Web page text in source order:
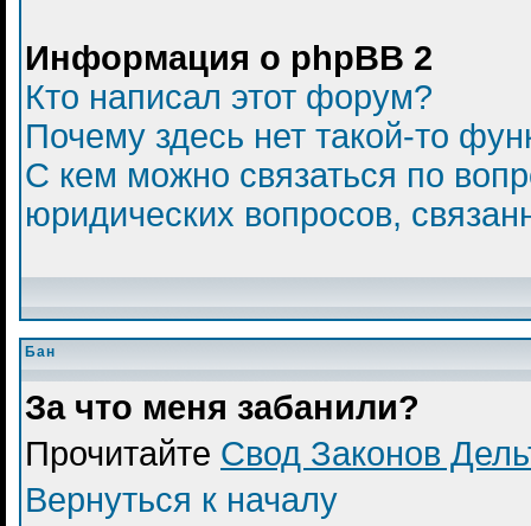
Информация о phpBB 2
Кто написал этот форум?
Почему здесь нет такой-то
С кем можно связаться по
юридических вопросов,
Бан
За что меня забанили?
Прочитайте Свод Законов
Вернуться к началу